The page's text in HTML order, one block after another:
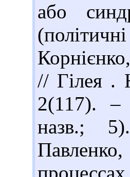
або
// Гілея .
2(117). –
назв.;